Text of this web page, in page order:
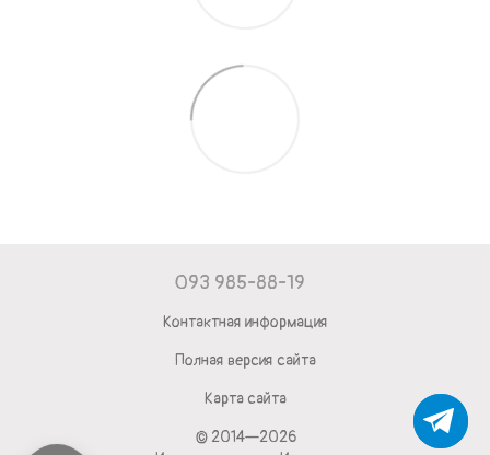
093 985-88-19
Контактная информация
Полная версия сайта
Карта сайта
© 2014—2026